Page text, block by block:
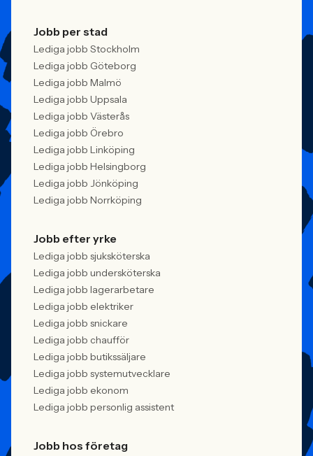
Jobb per stad
Lediga jobb Stockholm
Lediga jobb Göteborg
Lediga jobb Malmö
Lediga jobb Uppsala
Lediga jobb Västerås
Lediga jobb Örebro
Lediga jobb Linköping
Lediga jobb Helsingborg
Lediga jobb Jönköping
Lediga jobb Norrköping
Jobb efter yrke
Lediga jobb sjuksköterska
Lediga jobb undersköterska
Lediga jobb lagerarbetare
Lediga jobb elektriker
Lediga jobb snickare
Lediga jobb chaufför
Lediga jobb butikssäljare
Lediga jobb systemutvecklare
Lediga jobb ekonom
Lediga jobb personlig assistent
Jobb hos företag